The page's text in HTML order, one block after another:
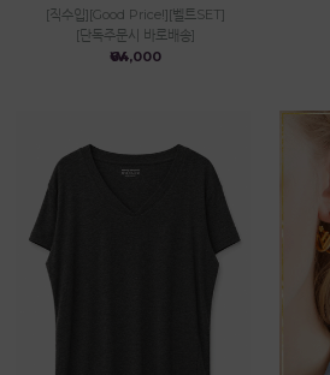
[직수입][Good Price!][벨트SET]
[단독주문시 바로배송]
₩64,000